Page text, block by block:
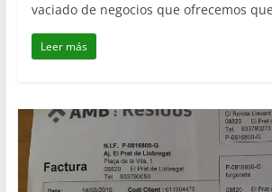
vaciado de negocios que ofrecemos
Leer más